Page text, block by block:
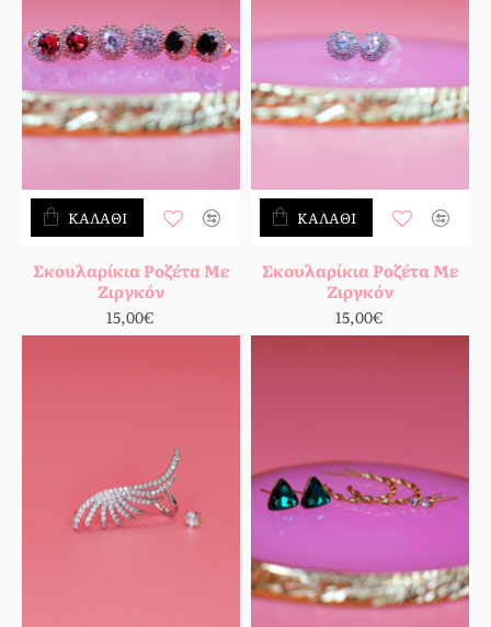
Σκουλαρίκια Ροζέτα Με
Ζιργκόν
15,00€
ΚΑΛΆΘΙ
Σκουλαρίκια Ροζέτα Με
Ζιργκόν
15,00€
ΚΑΛΆΘΙ